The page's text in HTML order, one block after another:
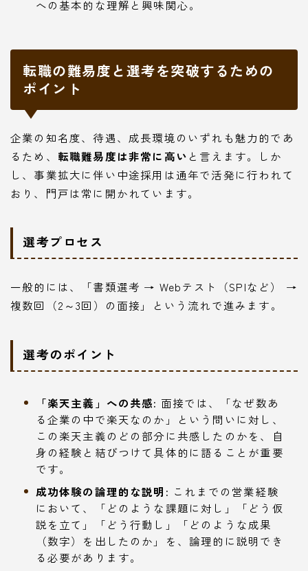
への基本的な理解と興味関心。
転職の難易度と選考を突破するための
ポイント
企業の知名度、待遇、成長環境のいずれも魅力的であ
るため、 転職難易度は非常に高い と言えます。しか
し、事業拡大に伴い中途採用は通年で活発に行われて
おり、門戸は常に開かれています。
選考プロセス
一般的には、「書類選考 → Webテスト（SPIなど） →
複数回（2～3回）の面接」という流れで進みます。
選考のポイント
「楽天主義」への共感: 面接では、「なぜ数あ
る企業の中で楽天なのか」という問いに対し、
この楽天主義のどの部分に共感したのかを、自
身の経験と結びつけて具体的に語ることが重要
です。
成功体験の論理的な説明: これまでの営業経験
において、「どのような課題に対し」「どう仮
説を立て」「どう行動し」「どのような成果
（数字）を出したのか」を、論理的に説明でき
る必要があります。